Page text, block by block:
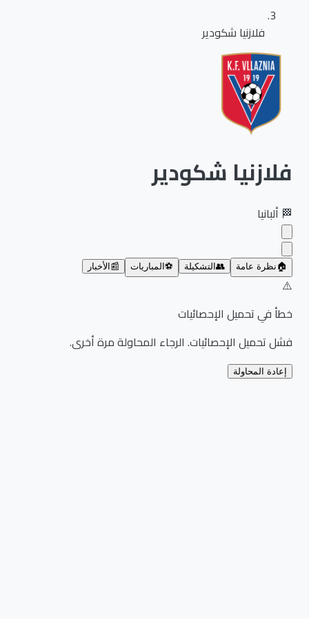
فلازنيا شكودير
فلازنيا شكودير
ألبانيا
نظرة عامة 👥 التشكيلة ⚽ المباريات 📰 الأخبار
خطأ في تحميل الإحصائيات
فشل تحميل الإحصائيات. الرجاء المحاولة مرة أخرى.
إعادة المحاولة